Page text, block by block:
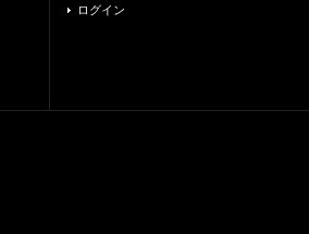
ログイン